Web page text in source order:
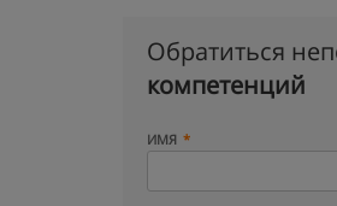
Обратиться
компетенций
ИМЯ